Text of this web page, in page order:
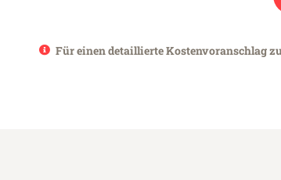
Für einen detaillierte Kostenvoranschlag